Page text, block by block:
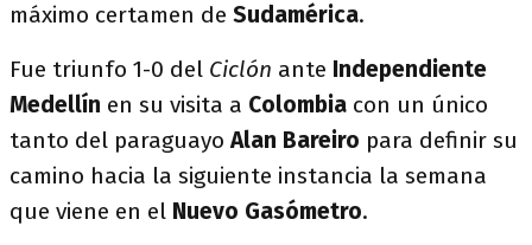
máximo certamen de Sudamérica.
Fue triunfo 1-0 del Ciclón ante Independiente
Medellín en su visita a Colombia con un único
tanto del paraguayoAlan Bareiro para definir su
camino hacia la siguiente instancia la semana
que viene en el Nuevo Gasómetro.